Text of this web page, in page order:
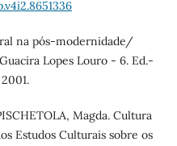
na pós-modernidade/
Lopes Louro - 6. Ed.-
Magda. Cultura
Estudos Culturais sobre os